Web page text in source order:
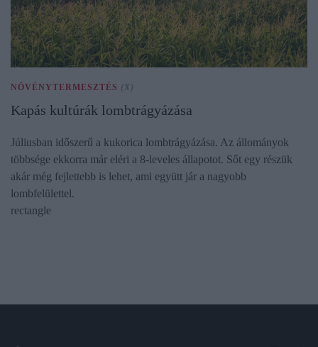
NÖVÉNYTERMESZTÉS (X)
Kapás kultúrák lombtrágyázása
Júliusban időszerű a kukorica lombtrágyázása. Az állományok
többsége ekkorra már eléri a 8-leveles állapotot. Sőt egy részük
akár még fejlettebb is lehet, ami együtt jár a nagyobb
lombfelülettel.
rectangle